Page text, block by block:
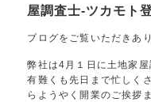
屋調査士-ツカモト
ブログをご覧いただきあ
弊社は4月１日に土地家
有難くも先日まで忙しく
らようやく開業のご挨拶